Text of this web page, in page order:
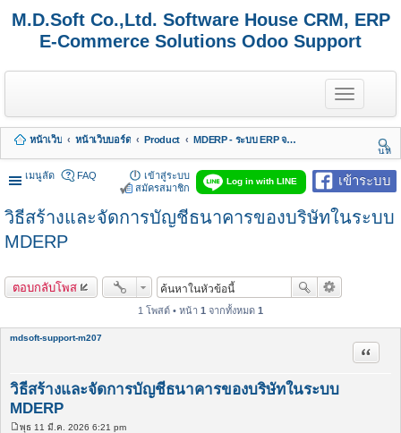
M.D.Soft Co.,Ltd. Software House CRM, ERP
E-Commerce Solutions Odoo Support
T
o
g
e
n
a
i
g
หน้าเว็บ หน้าเว็บบอร์ด Product
MDERP - ระบบ ERP จาก MDSoft พร้อมบริการ
นห
า
เมนูลัด
เข้าระบบ
Log in with LINE
FAQ
เข้าสู่ระบบ
สมัครสมาชิก
วิธีสร้างและจัดการบัญชีธนาคารของบริษัทในระบบ
MDERP
ตอบกลับโพส
1 โพสต์ • หน้า 1 จากทั้งหมด 1
mdsoft-support-m207
วิธีสร้างและจัดการบัญชีธนาคารของบริษัทในระบบ
MDERP
อ้างคำ
พุธ 11 มี.ค. 2026 6:21 pm